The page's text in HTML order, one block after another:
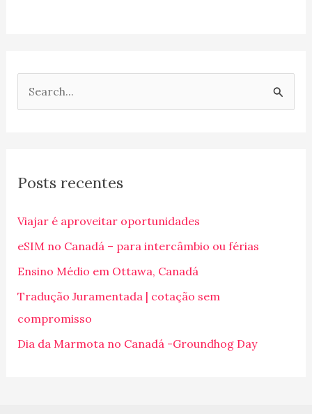
u
s
a
r
p
o
r
Posts recentes
Viajar é aproveitar oportunidades
eSIM no Canadá – para intercâmbio ou férias
Ensino Médio em Ottawa, Canadá
Tradução Juramentada | cotação sem
compromisso
Dia da Marmota no Canadá -Groundhog Day